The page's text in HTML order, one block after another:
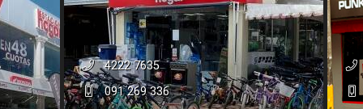
4222 7635
091 269 336